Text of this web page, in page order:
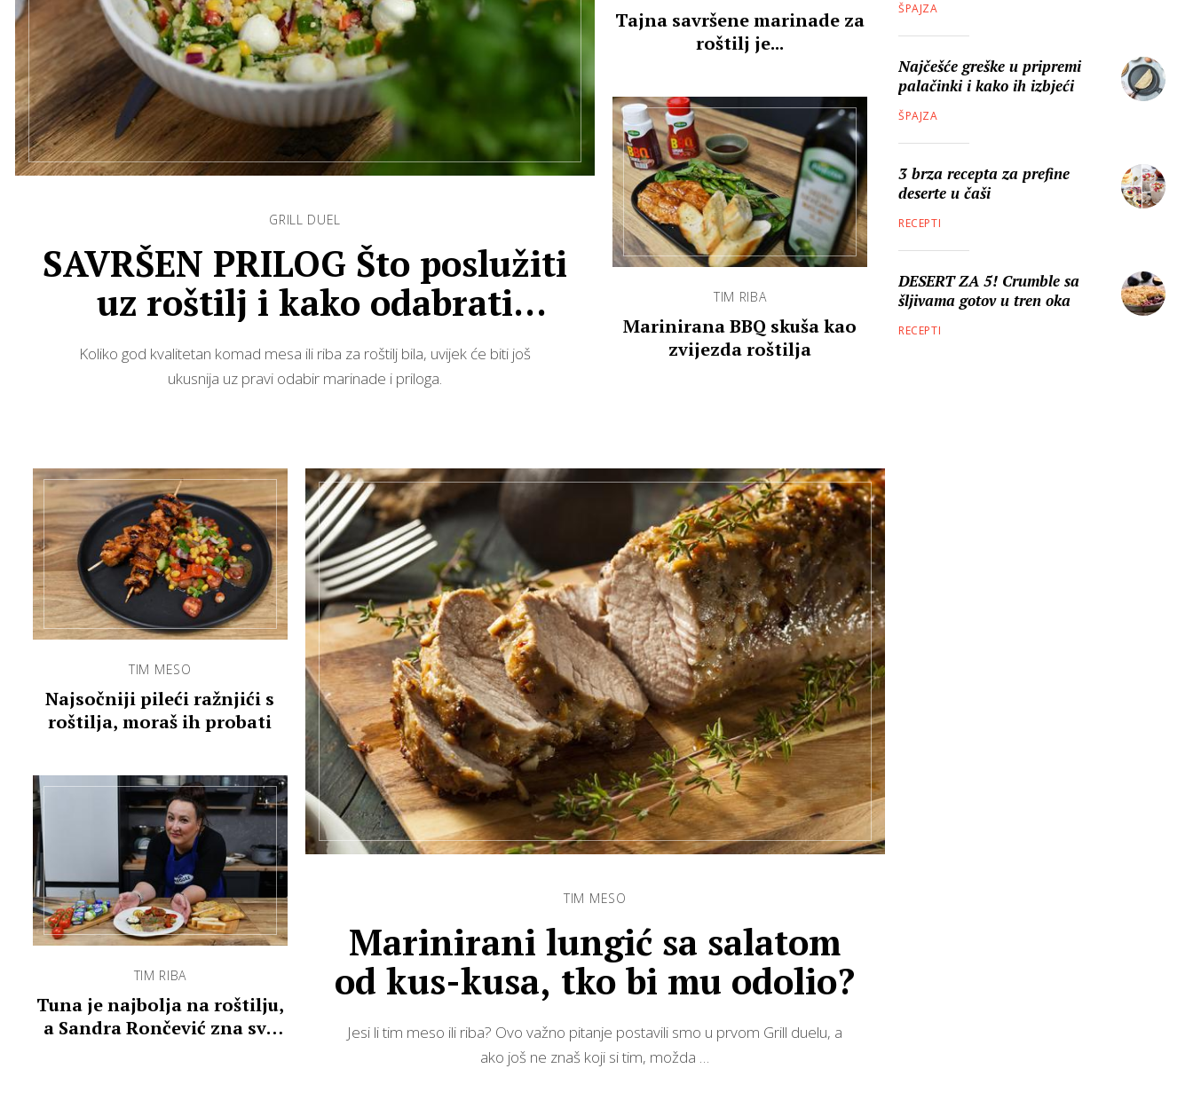
GRILL DUEL
SAVRŠEN PRILOG Što poslužiti
uz roštilj i kako odabrati
marinadu
Koliko god kvalitetan komad mesa ili riba za roštilj bila, uvijek će biti još
ukusnija uz pravi odabir marinade i priloga.
Tajna savršene marinade za
roštilj je...
TIM RIBA
Marinirana BBQ skuša kao
zvijezda roštilja
TIM MESO
Najsočniji pileći ražnjići s
roštilja, moraš ih probati
TIM RIBA
Tuna je najbolja na roštilju,
a Sandra Rončević zna sve
TIM MESO
Marinirani lungić sa salatom
od kus-kusa, tko bi mu odolio?
Jesi li tim meso ili riba? Ovo važno pitanje postavili smo u prvom Grill duelu, a
ako još ne znaš koji si tim, možda …
ŠPAJZA
Najčešće greške u pripremi
palačinki i kako ih izbjeći
ŠPAJZA
3 brza recepta za prefine
deserte u čaši
RECEPTI
DESERT ZA 5! Crumble sa
šljivama gotov u tren oka
RECEPTI